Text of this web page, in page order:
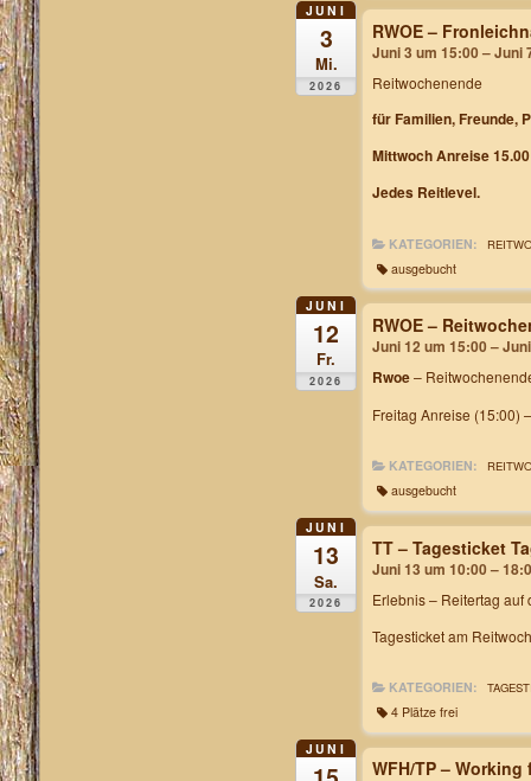
JUNI
3
Mi.
2026
RWOE –
Juni 3 um 15:00 – Juni
Reitwochenende
für Familien, Freunde,
Mittwoch Anreise
Jedes Reitlevel.
KATEGORIEN:
ausgebucht
JUNI
12
Fr.
2026
RWOE –
Juni 12 um 15:00 –
Rwoe–
Freitag Anreise (15:00)
KATEGORIEN:
ausgebucht
JUNI
13
Sa.
2026
TT – Tagesticket
Juni 13 um 10:00 –
Erlebnis – Reitertag auf
Tagesticket am
KATEGORIEN:
4 Plätze frei
JUNI
WFH/TP –